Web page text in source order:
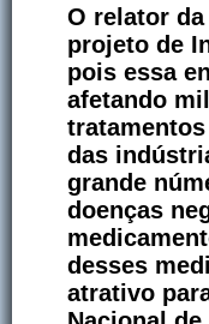
O relator
projeto de
pois essa
afetando
das
grande
doenças
desses
atrativo